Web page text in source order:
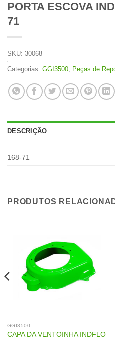
PORTA ESCOVA
71
SKU: 30068
Categorias: GGI3500, Peças de
DESCRIÇÃO
168-71
PRODUTOS
GGI3500
CAPA DA VENTOINHA INDFLO